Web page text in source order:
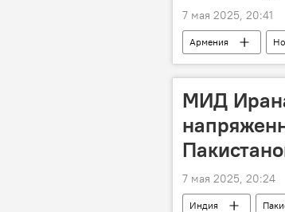
7 мая 2025, 20:41
Армения
МИД
7 мая 2025, 20:24
Индия